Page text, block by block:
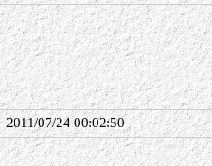
2011/07/24 00:02:50